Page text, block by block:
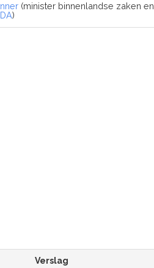
(minister binnenlandse zaken en
)
Verslag